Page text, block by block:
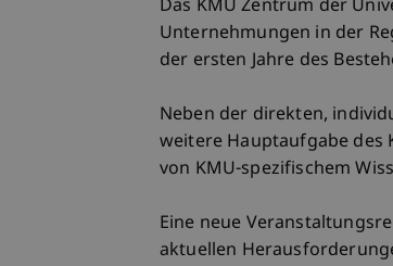
Das KMU Zentrum der
Unternehmungen in der
der ersten Jahre des
Neben der direkten,
weitere Hauptaufgabe des
von KMU-spezifischem
Eine neue
aktuellen